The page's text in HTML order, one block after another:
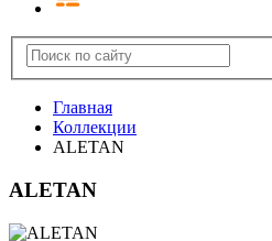
Главная
Коллекции
ALETAN
ALETAN